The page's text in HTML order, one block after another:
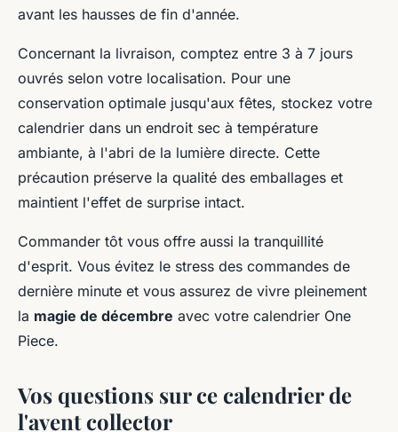
avant les hausses de fin d'année.
Concernant la livraison, comptez entre 3 à 7 jours
ouvrés selon votre localisation. Pour une
conservation optimale jusqu'aux fêtes, stockez votre
calendrier dans un endroit sec à température
ambiante, à l'abri de la lumière directe. Cette
précaution préserve la qualité des emballages et
maintient l'effet de surprise intact.
Commander tôt vous offre aussi la tranquillité
d'esprit. Vous évitez le stress des commandes de
dernière minute et vous assurez de vivre pleinement
la magie de décembre avec votre calendrier One
Piece.
Vos questions sur ce calendrier de
l'avent collector